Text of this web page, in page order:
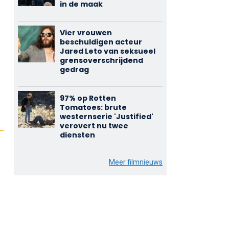
in de maak
Vier vrouwen
beschuldigen acteur
Jared Leto van seksueel
grensoverschrijdend
gedrag
97% op Rotten
Tomatoes: brute
westernserie 'Justified'
verovert nu twee
diensten
Meer filmnieuws